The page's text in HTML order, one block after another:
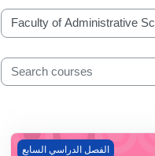
Course categories
Search courses
تمويل المؤسسات
الفصل الدراسي السابع